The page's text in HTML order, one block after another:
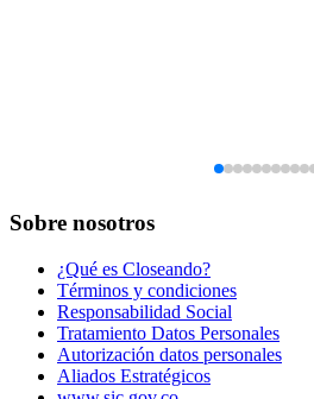
Sobre nosotros
¿Qué es Closeando?
Términos y condiciones
Responsabilidad Social
Tratamiento Datos Personales
Autorización datos personales
Aliados Estratégicos